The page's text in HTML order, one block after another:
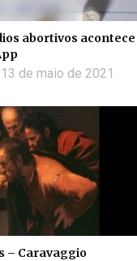
abortivos acontece
13 de maio de 2021
– Caravaggio